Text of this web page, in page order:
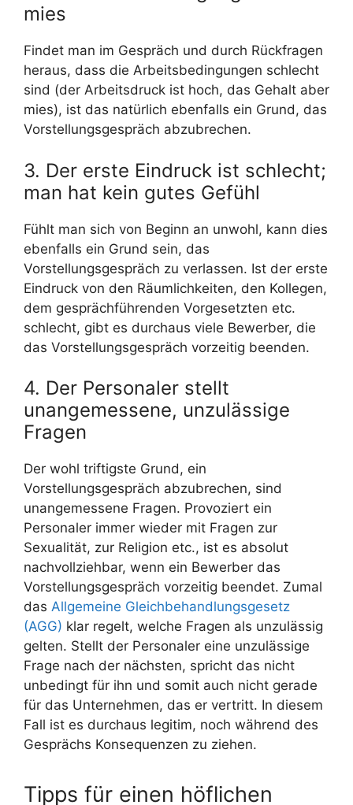
mies
Findet man im Gespräch und durch Rückfragen
heraus, dass die Arbeitsbedingungen schlecht
sind (der Arbeitsdruck ist hoch, das Gehalt aber
mies), ist das natürlich ebenfalls ein Grund, das
Vorstellungsgespräch abzubrechen.
3. Der erste Eindruck ist schlecht;
man hat kein gutes Gefühl
Fühlt man sich von Beginn an unwohl, kann dies
ebenfalls ein Grund sein, das
Vorstellungsgespräch zu verlassen. Ist der erste
Eindruck von den Räumlichkeiten, den Kollegen,
dem gesprächführenden Vorgesetzten etc.
schlecht, gibt es durchaus viele Bewerber, die
das Vorstellungsgespräch vorzeitig beenden.
4. Der Personaler stellt
unangemessene, unzulässige
Fragen
Der wohl triftigste Grund, ein
Vorstellungsgespräch abzubrechen, sind
unangemessene Fragen. Provoziert ein
Personaler immer wieder mit Fragen zur
Sexualität, zur Religion etc., ist es absolut
nachvollziehbar, wenn ein Bewerber das
Vorstellungsgespräch vorzeitig beendet. Zumal
das Allgemeine Gleichbehandlungsgesetz
(AGG) klar regelt, welche Fragen als unzulässig
gelten. Stellt der Personaler eine unzulässige
Frage nach der nächsten, spricht das nicht
unbedingt für ihn und somit auch nicht gerade
für das Unternehmen, das er vertritt. In diesem
Fall ist es durchaus legitim, noch während des
Gesprächs Konsequenzen zu ziehen.
Tipps für einen höflichen